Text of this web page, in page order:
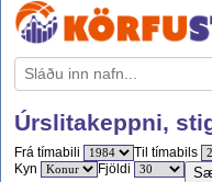
Úrslitakeppni,
Frá tímabili Til tímabils
Kyn
Fjöldi